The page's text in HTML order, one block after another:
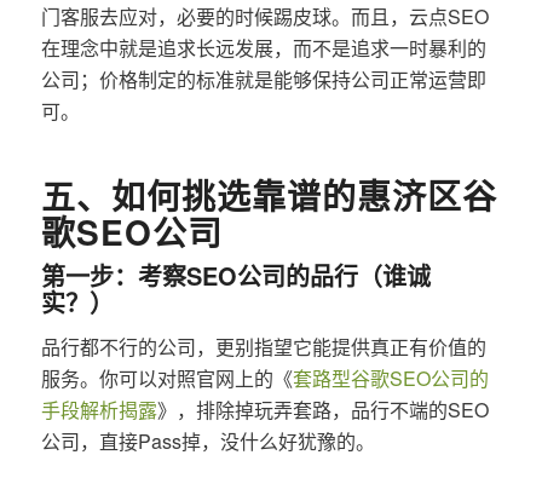
门客服去应对，必要的时候踢皮球。而且，云点SEO
在理念中就是追求长远发展，而不是追求一时暴利的
公司；价格制定的标准就是能够保持公司正常运营即
可。
五、如何挑选靠谱的惠济区谷
歌SEO公司
第一步：考察SEO公司的品行（谁诚
实？）
品行都不行的公司，更别指望它能提供真正有价值的
服务。你可以对照官网上的《套路型谷歌SEO公司的
手段解析揭露》，排除掉玩弄套路，品行不端的SEO
公司，直接Pass掉，没什么好犹豫的。